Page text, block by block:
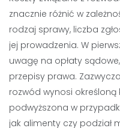
znacznie różnić w
rodzaj sprawy, liczba
jej prowadzenia. W
uwagę na opłaty
przepisy prawa.
rozwód wynosi
podwyższona w
jak alimenty czy podział